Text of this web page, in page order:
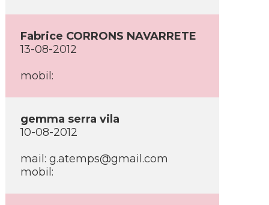
Fabrice CORRONS NAVARRETE
13-08-2012
mobil:
gemma serra vila
10-08-2012
mail: g.atemps@gmail.com
mobil: